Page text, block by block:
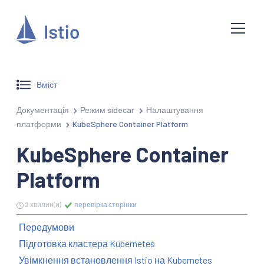
Вміст
Документація Режим sidecar
Налаштування
платформи
KubeSphere Container Platform
KubeSphere Container
Platform
2 хвилин(и) перевірка сторінки
Передумови
Підготовка кластера Kubernetes
Увімкнення встановлення Istio на Kubernetes